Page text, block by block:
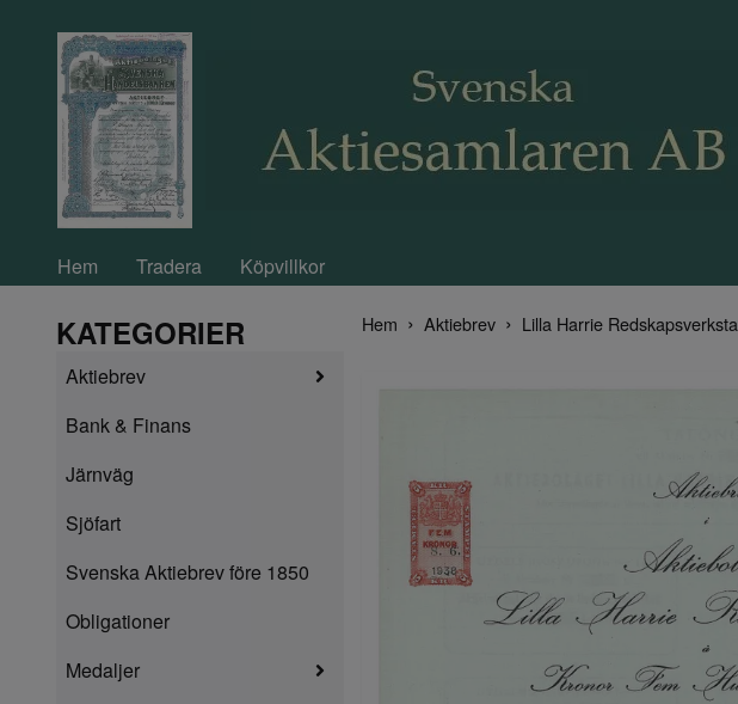
Hem Tradera Köpvillkor
KATEGORIER
Aktiebrev
Bank & Finans
Järnväg
Sjöfart
Svenska Aktiebrev före 1850
Obligationer
Medaljer
Hem Aktiebrev Lilla Harrie